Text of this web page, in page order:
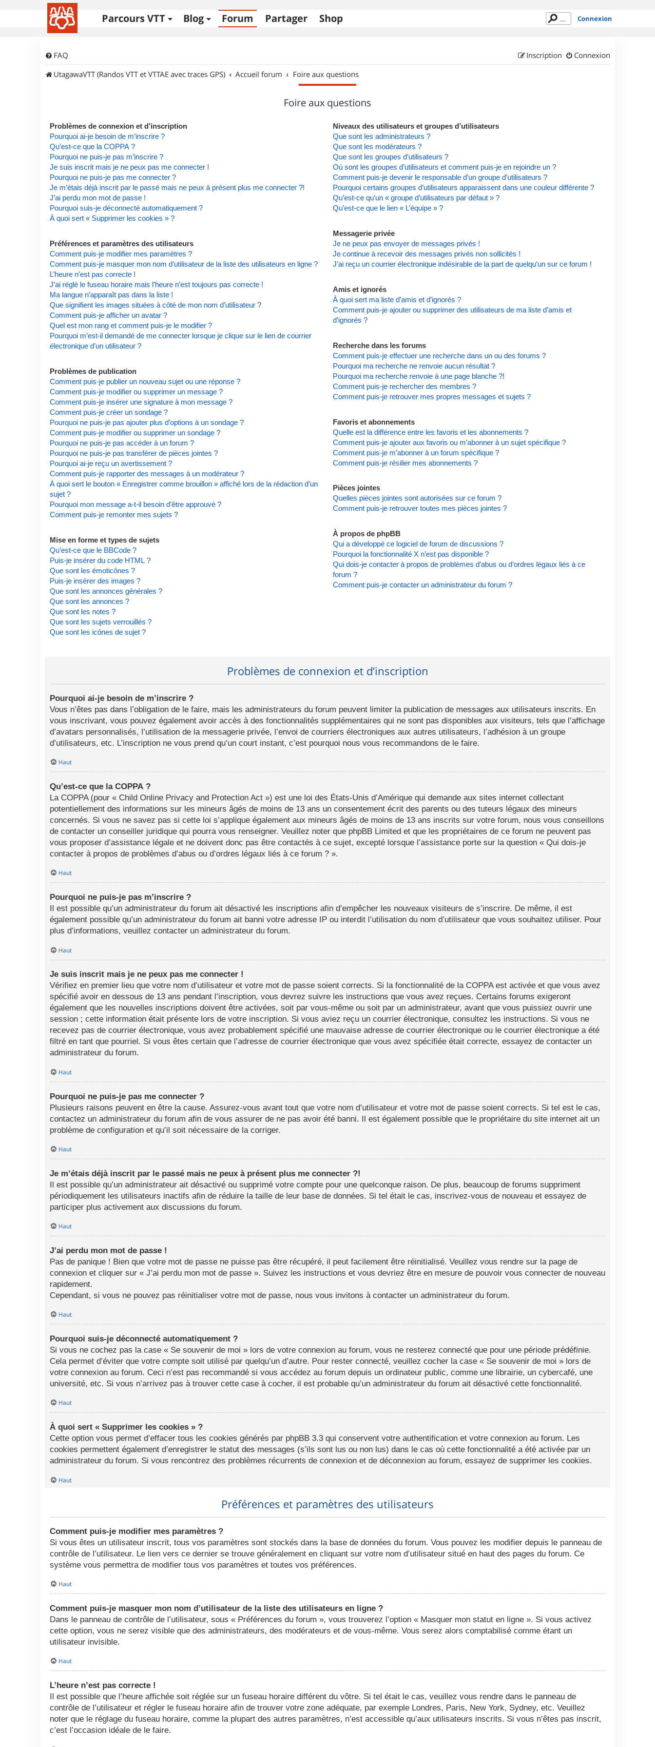
Parcours VTT Blog Forum Partager Shop Connexion
FAQ Connexion
Inscription
UtagawaVTT (Randos VTT et VTTAE avec traces GPS)
Accueil forum Foire aux questions
Foire aux questions
Problèmes de connexion et d’inscription
Pourquoi ai-je besoin de m’inscrire ?
Qu’est-ce que la COPPA ?
Pourquoi ne puis-je pas m’inscrire ?
Je suis inscrit mais je ne peux pas me connecter !
Pourquoi ne puis-je pas me connecter ?
Je m’étais déjà inscrit par le passé mais ne peux à présent plus me connecter ?!
J’ai perdu mon mot de passe !
Pourquoi suis-je déconnecté automatiquement ?
À quoi sert « Supprimer les cookies » ?
Préférences et paramètres des utilisateurs
Comment puis-je modifier mes paramètres ?
Comment puis-je masquer mon nom d’utilisateur de la liste des utilisateurs en ligne ?
L’heure n’est pas correcte !
J’ai réglé le fuseau horaire mais l’heure n’est toujours pas correcte !
Ma langue n’apparaît pas dans la liste !
Que signifient les images situées à côté de mon nom d’utilisateur ?
Comment puis-je afficher un avatar ?
Quel est mon rang et comment puis-je le modifier ?
Pourquoi m’est-il demandé de me connecter lorsque je clique sur le lien de courrier
électronique d’un utilisateur ?
Problèmes de publication
Comment puis-je publier un nouveau sujet ou une réponse ?
Comment puis-je modifier ou supprimer un message ?
Comment puis-je insérer une signature à mon message ?
Comment puis-je créer un sondage ?
Pourquoi ne puis-je pas ajouter plus d’options à un sondage ?
Comment puis-je modifier ou supprimer un sondage ?
Pourquoi ne puis-je pas accéder à un forum ?
Pourquoi ne puis-je pas transférer de pièces jointes ?
Pourquoi ai-je reçu un avertissement ?
Comment puis-je rapporter des messages à un modérateur ?
À quoi sert le bouton « Enregistrer comme brouillon » affiché lors de la rédaction d’un
sujet ?
Pourquoi mon message a-t-il besoin d’être approuvé ?
Comment puis-je remonter mes sujets ?
Mise en forme et types de sujets
Qu’est-ce que le BBCode ?
Puis-je insérer du code HTML ?
Que sont les émoticônes ?
Puis-je insérer des images ?
Que sont les annonces générales ?
Que sont les annonces ?
Que sont les notes ?
Que sont les sujets verrouillés ?
Que sont les icônes de sujet ?
Niveaux des utilisateurs et groupes d’utilisateurs
Que sont les administrateurs ?
Que sont les modérateurs ?
Que sont les groupes d’utilisateurs ?
Où sont les groupes d’utilisateurs et comment puis-je en rejoindre un ?
Comment puis-je devenir le responsable d’un groupe d’utilisateurs ?
Pourquoi certains groupes d’utilisateurs apparaissent dans une couleur différente ?
Qu’est-ce qu’un « groupe d’utilisateurs par défaut » ?
Qu’est-ce que le lien « L’équipe » ?
Messagerie privée
Je ne peux pas envoyer de messages privés !
Je continue à recevoir des messages privés non sollicités !
J’ai reçu un courrier électronique indésirable de la part de quelqu’un sur ce forum !
Amis et ignorés
À quoi sert ma liste d’amis et d’ignorés ?
Comment puis-je ajouter ou supprimer des utilisateurs de ma liste d’amis et
d’ignorés ?
Recherche dans les forums
Comment puis-je effectuer une recherche dans un ou des forums ?
Pourquoi ma recherche ne renvoie aucun résultat ?
Pourquoi ma recherche renvoie à une page blanche ?!
Comment puis-je rechercher des membres ?
Comment puis-je retrouver mes propres messages et sujets ?
Favoris et abonnements
Quelle est la différence entre les favoris et les abonnements ?
Comment puis-je ajouter aux favoris ou m’abonner à un sujet spécifique ?
Comment puis-je m’abonner à un forum spécifique ?
Comment puis-je résilier mes abonnements ?
Pièces jointes
Quelles pièces jointes sont autorisées sur ce forum ?
Comment puis-je retrouver toutes mes pièces jointes ?
À propos de phpBB
Qui a développé ce logiciel de forum de discussions ?
Pourquoi la fonctionnalité X n’est pas disponible ?
Qui dois-je contacter à propos de problèmes d’abus ou d’ordres légaux liés à ce
forum ?
Comment puis-je contacter un administrateur du forum ?
Problèmes de connexion et d’inscription
Pourquoi ai-je besoin de m’inscrire ?
Vous n’êtes pas dans l’obligation de le faire, mais les administrateurs du forum peuvent limiter la publication de messages aux utilisateurs inscrits. En
vous inscrivant, vous pouvez également avoir accès à des fonctionnalités supplémentaires qui ne sont pas disponibles aux visiteurs, tels que l’affichage
d’avatars personnalisés, l’utilisation de la messagerie privée, l’envoi de courriers électroniques aux autres utilisateurs, l’adhésion à un groupe
d’utilisateurs, etc. L’inscription ne vous prend qu’un court instant, c’est pourquoi nous vous recommandons de le faire.
Haut
Qu’est-ce que la COPPA ?
La COPPA (pour « Child Online Privacy and Protection Act ») est une loi des États-Unis d’Amérique qui demande aux sites internet collectant
potentiellement des informations sur les mineurs âgés de moins de 13 ans un consentement écrit des parents ou des tuteurs légaux des mineurs
concernés. Si vous ne savez pas si cette loi s’applique également aux mineurs âgés de moins de 13 ans inscrits sur votre forum, nous vous conseillons
de contacter un conseiller juridique qui pourra vous renseigner. Veuillez noter que phpBB Limited et que les propriétaires de ce forum ne peuvent pas
vous proposer d’assistance légale et ne doivent donc pas être contactés à ce sujet, excepté lorsque l’assistance porte sur la question « Qui dois-je
contacter à propos de problèmes d’abus ou d’ordres légaux liés à ce forum ? ».
Haut
Pourquoi ne puis-je pas m’inscrire ?
Il est possible qu’un administrateur du forum ait désactivé les inscriptions afin d’empêcher les nouveaux visiteurs de s’inscrire. De même, il est
également possible qu’un administrateur du forum ait banni votre adresse IP ou interdit l’utilisation du nom d’utilisateur que vous souhaitez utiliser. Pour
plus d’informations, veuillez contacter un administrateur du forum.
Haut
Je suis inscrit mais je ne peux pas me connecter !
Vérifiez en premier lieu que votre nom d’utilisateur et votre mot de passe soient corrects. Si la fonctionnalité de la COPPA est activée et que vous avez
spécifié avoir en dessous de 13 ans pendant l’inscription, vous devrez suivre les instructions que vous avez reçues. Certains forums exigeront
également que les nouvelles inscriptions doivent être activées, soit par vous-même ou soit par un administrateur, avant que vous puissiez ouvrir une
session ; cette information était présente lors de votre inscription. Si vous aviez reçu un courrier électronique, consultez les instructions. Si vous ne
recevez pas de courrier électronique, vous avez probablement spécifié une mauvaise adresse de courrier électronique ou le courrier électronique a été
filtré en tant que pourriel. Si vous êtes certain que l’adresse de courrier électronique que vous avez spécifiée était correcte, essayez de contacter un
administrateur du forum.
Haut
Pourquoi ne puis-je pas me connecter ?
Plusieurs raisons peuvent en être la cause. Assurez-vous avant tout que votre nom d’utilisateur et votre mot de passe soient corrects. Si tel est le cas,
contactez un administrateur du forum afin de vous assurer de ne pas avoir été banni. Il est également possible que le propriétaire du site internet ait un
problème de configuration et qu’il soit nécessaire de la corriger.
Haut
Je m’étais déjà inscrit par le passé mais ne peux à présent plus me connecter ?!
Il est possible qu’un administrateur ait désactivé ou supprimé votre compte pour une quelconque raison. De plus, beaucoup de forums suppriment
périodiquement les utilisateurs inactifs afin de réduire la taille de leur base de données. Si tel était le cas, inscrivez-vous de nouveau et essayez de
participer plus activement aux discussions du forum.
Haut
J’ai perdu mon mot de passe !
Pas de panique ! Bien que votre mot de passe ne puisse pas être récupéré, il peut facilement être réinitialisé. Veuillez vous rendre sur la page de
connexion et cliquer sur « J’ai perdu mon mot de passe ». Suivez les instructions et vous devriez être en mesure de pouvoir vous connecter de nouveau
rapidement.
Cependant, si vous ne pouvez pas réinitialiser votre mot de passe, nous vous invitons à contacter un administrateur du forum.
Haut
Pourquoi suis-je déconnecté automatiquement ?
Si vous ne cochez pas la case « Se souvenir de moi » lors de votre connexion au forum, vous ne resterez connecté que pour une période prédéfinie.
Cela permet d’éviter que votre compte soit utilisé par quelqu’un d’autre. Pour rester connecté, veuillez cocher la case « Se souvenir de moi » lors de
votre connexion au forum. Ceci n’est pas recommandé si vous accédez au forum depuis un ordinateur public, comme une librairie, un cybercafé, une
université, etc. Si vous n’arrivez pas à trouver cette case à cocher, il est probable qu’un administrateur du forum ait désactivé cette fonctionnalité.
Haut
À quoi sert « Supprimer les cookies » ?
Cette option vous permet d’effacer tous les cookies générés par phpBB 3.3 qui conservent votre authentification et votre connexion au forum. Les
cookies permettent également d’enregistrer le statut des messages (s’ils sont lus ou non lus) dans le cas où cette fonctionnalité a été activée par un
administrateur du forum. Si vous rencontrez des problèmes récurrents de connexion et de déconnexion au forum, essayez de supprimer les cookies.
Haut
Préférences et paramètres des utilisateurs
Comment puis-je modifier mes paramètres ?
Si vous êtes un utilisateur inscrit, tous vos paramètres sont stockés dans la base de données du forum. Vous pouvez les modifier depuis le panneau de
contrôle de l’utilisateur. Le lien vers ce dernier se trouve généralement en cliquant sur votre nom d’utilisateur situé en haut des pages du forum. Ce
système vous permettra de modifier tous vos paramètres et toutes vos préférences.
Haut
Comment puis-je masquer mon nom d’utilisateur de la liste des utilisateurs en ligne ?
Dans le panneau de contrôle de l’utilisateur, sous « Préférences du forum », vous trouverez l’option « Masquer mon statut en ligne ». Si vous activez
cette option, vous ne serez visible que des administrateurs, des modérateurs et de vous-même. Vous serez alors comptabilisé comme étant un
utilisateur invisible.
Haut
L’heure n’est pas correcte !
Il est possible que l’heure affichée soit réglée sur un fuseau horaire différent du vôtre. Si tel était le cas, veuillez vous rendre dans le panneau de
contrôle de l’utilisateur et régler le fuseau horaire afin de trouver votre zone adéquate, par exemple Londres, Paris, New York, Sydney, etc. Veuillez
noter que le réglage du fuseau horaire, comme la plupart des autres paramètres, n’est accessible qu’aux utilisateurs inscrits. Si vous n’êtes pas inscrit,
c’est l’occasion idéale de le faire.